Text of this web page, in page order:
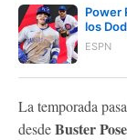
Power
los
ESPN
La temporada
desdeBuster